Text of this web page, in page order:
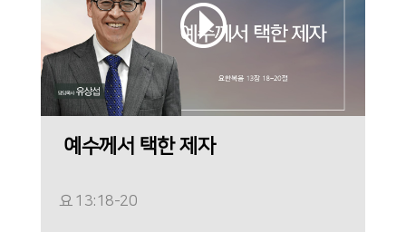
예수께서 택한 제자
요 13:18-20